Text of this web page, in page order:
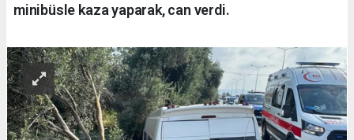
minibüsle kaza yaparak, can verdi.